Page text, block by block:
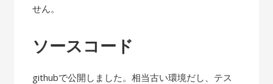
せん。
ソースコード
githubで公開しました。相当古い環境だし、テス